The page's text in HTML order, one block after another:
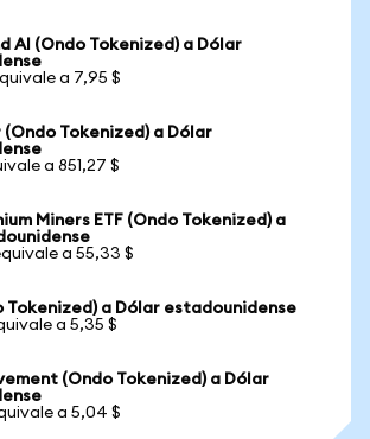
AI (Ondo Tokenized) a Dólar
a 7,95 $
Tokenized) a Dólar
a 851,27 $
Miners ETF (Ondo Tokenized) a
a 55,33 $
Tokenized) a Dólar estadounidense
a 5,35 $
(Ondo Tokenized) a Dólar
a 5,04 $